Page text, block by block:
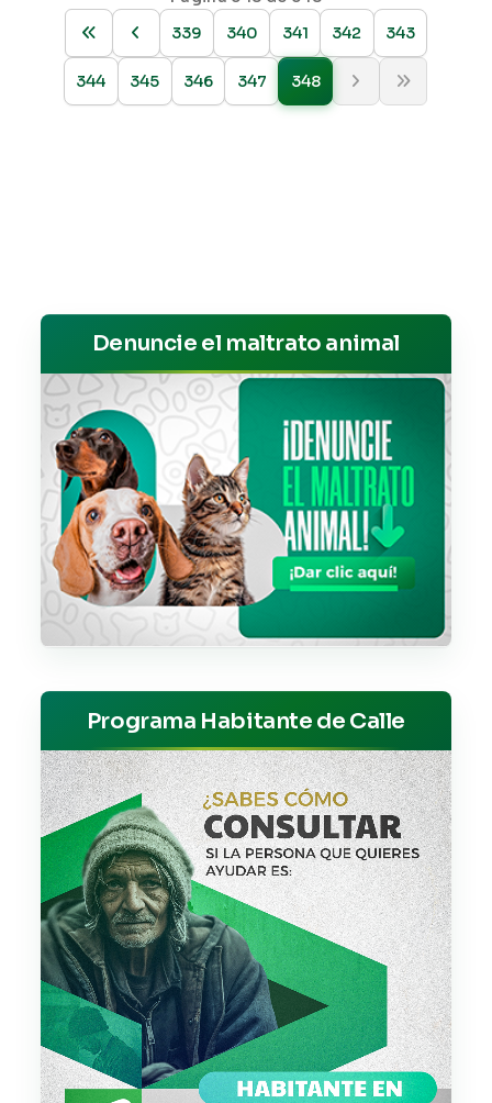
339
340 341 342 343
344 345 346 347 348
Denuncie el maltrato animal
Programa Habitante de Calle